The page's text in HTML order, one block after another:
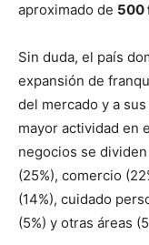
aproximado de 500
Sin duda, el país
expansión de
del mercado y a
mayor actividad en
negocios se
(25%), comercio
(14%), cuidado
(5%) y otras áreas